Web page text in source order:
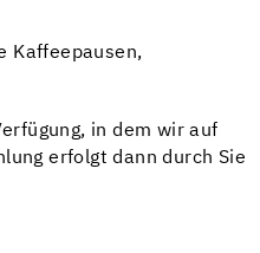
Kaffeepausen,
in dem wir auf
erfolgt dann durch Sie